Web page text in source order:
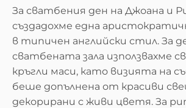
За сватбения ден на Джоана и
създадохме една
в типичен английски стил. За
сватбената зала използвахме
кръгли маси, като визията на
беше допълнена от красиви
декорирани с живи цветя. За